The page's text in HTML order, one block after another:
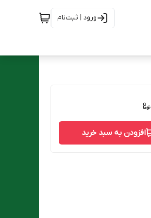
ورود | ثبت‌نام
افزودن به سبد خرید